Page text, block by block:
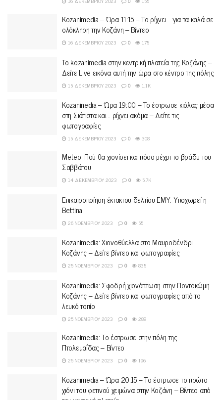
Kozanimedia – Ώρα 11:15 – Το ρίχνει… για τα καλά σε
ολόκληρη την Κοζάνη – Βίντεο
16 ΔΕΚΕΜΒΡΊΟΥ 2023 0 175
To kozanimedia στην κεντρική πλατεία της Κοζάνης –
Δείτε Live εικόνα αυτή την ώρα στο κέντρο της πόλης
15 ΔΕΚΕΜΒΡΊΟΥ 2023 0 1.1K
Kozaninedia – Ώρα 19:00 – To έστρωσε κιόλας μέσα
στη Σιάτιστα και… ρίχνει ακόμα – Δείτε τις
φωτογραφίες
15 ΔΕΚΕΜΒΡΊΟΥ 2023 0 308
Meteo: Πού θα χιονίσει και πόσο μέχρι το βράδυ του
Σαββάτου
14 ΔΕΚΕΜΒΡΊΟΥ 2023 0 5.7K
Επικαιροποίηση έκτακτου δελτίου ΕΜΥ: Υποχωρεί η
Bettina
26 ΝΟΕΜΒΡΊΟΥ 2023 0 55
Kozanimedia: Χιονοθύελλα στο Μαυροδένδρι
Κοζάνης – Δείτε βίντεο και φωτογραφίες
25 ΝΟΕΜΒΡΊΟΥ 2023 0 835
Kozanimedia: Σφοδρή χιονόπτωση στην Ποντοκώμη
Κοζάνης – Δείτε βίντεο και φωτογραφίες από το
λευκό τοπίο
25 ΝΟΕΜΒΡΊΟΥ 2023 0 289
Kozanimedia: Το έστρωσε στην πόλη της
Πτολεμαΐδας – Βίντεο
25 ΝΟΕΜΒΡΊΟΥ 2023 0 196
Kozanimedia – Ώρα 20:15 – Το έστρωσε το πρώτο
χιόνι του φετινού χειμώνα στην Κοζάνη – Βίντεο από